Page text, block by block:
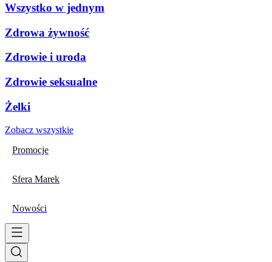
Wszystko w jednym
Zdrowa żywność
Zdrowie i uroda
Zdrowie seksualne
Żelki
Zobacz wszystkie
Promocje
Sfera Marek
Nowości